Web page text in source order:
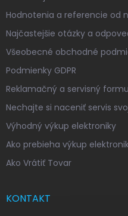
Hodnotenia a referencie od
Najčastejšie otázky a
Všeobecné obchodné
Podmienky GDPR
Reklamačný a servisný
Nechajte si naceniť servis
Výhodný výkup elektroniky
Ako prebieha výkup
Ako Vrátiť Tovar
KONTAKT